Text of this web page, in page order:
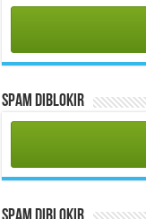
Spam Diblokir